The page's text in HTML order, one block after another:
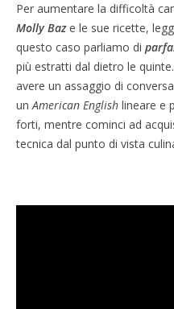
Per aumentare la difficoltà
Molly Baze le sue ricette,
questo caso parliamo di
più estratti dal dietro le
avere un assaggio di
unAmerican English lineare e
forti, mentre cominci ad
tecnica dal punto di vista